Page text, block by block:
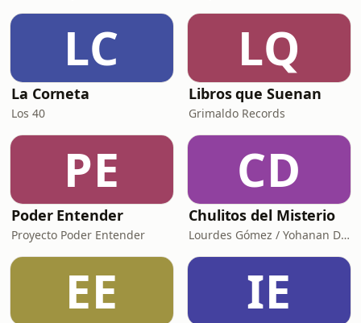
LC
La Corneta
Los 40
LQ
Libros que Suenan
Grimaldo Records
PE
Poder Entender
Proyecto Poder Entender
CD
Chulitos del Misterio
Lourdes Gómez / Yohanan Díaz I Insólita Labs
EE IE